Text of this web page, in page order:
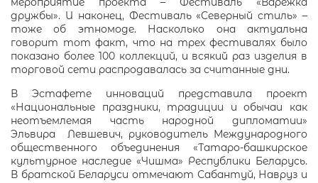
дружбы». И наконец, Фестиваль «Северный стиль» –
тоже об этномоде. Насколько она актуальна
говорит тот факт, что на трех фестивалях было
показано более 100 коллекций, и всякий раз изделия в
торговой сети распродавалась за считанные дни.
В Эстафете инноваций представила проект
«Национальные праздники, традиции и обычаи как
неотъемлемая часть народной дипломатии»
Эльвира Левшевич, руководитель Международного
общественного объединения «Татаро-башкирское
культурное наследие «Чишма» Республики Беларусь.
В братской Беларуси отмечают Сабантуй, Навруз и